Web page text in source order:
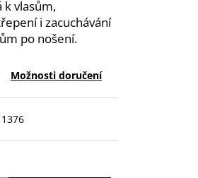
vlasům,
i zacuchávání
po nošení.
Možnosti doručení
1376